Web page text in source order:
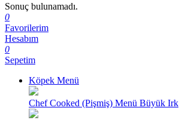
Sonuç bulunamadı.
0
Favorilerim
Hesabım
0
Sepetim
Köpek Menü
Chef Cooked (Pişmiş) Menü Büyük Irk